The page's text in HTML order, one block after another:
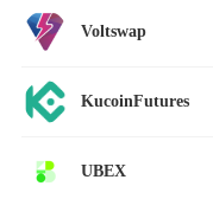
Voltswap
KucoinFutures
UBEX